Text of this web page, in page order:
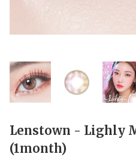
Lenstown - Lighly
(1month)